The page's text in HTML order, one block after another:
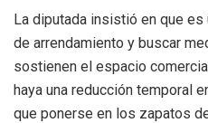
La diputada insistió en que
de arrendamiento y buscar
sostienen el espacio
haya una reducción temporal
que ponerse en los zapatos